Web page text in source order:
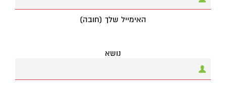
האימייל שלך (חובה)
נושא